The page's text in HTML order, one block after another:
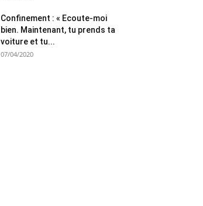
Confinement : « Ecoute-moi
bien. Maintenant, tu prends ta
voiture et tu...
07/04/2020